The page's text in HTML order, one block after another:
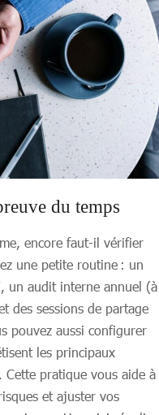
du temps
encore faut-il vérifier
une petite routine : un
un audit interne annuel (à
des sessions de partage
pouvez aussi configurer
les principaux
Cette pratique vous aide à
et ajuster vos